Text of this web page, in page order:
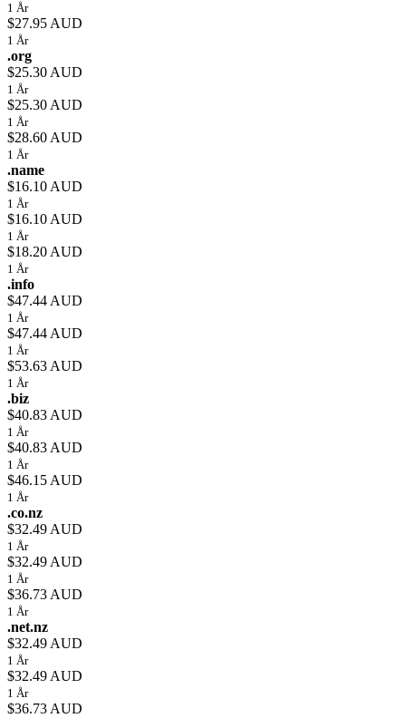
1 År
$27.95 AUD
1 År
.org
$25.30 AUD
1 År
$25.30 AUD
1 År
$28.60 AUD
1 År
.name
$16.10 AUD
1 År
$16.10 AUD
1 År
$18.20 AUD
1 År
.info
$47.44 AUD
1 År
$47.44 AUD
1 År
$53.63 AUD
1 År
.biz
$40.83 AUD
1 År
$40.83 AUD
1 År
$46.15 AUD
1 År
.co.nz
$32.49 AUD
1 År
$32.49 AUD
1 År
$36.73 AUD
1 År
.net.nz
$32.49 AUD
1 År
$32.49 AUD
1 År
$36.73 AUD